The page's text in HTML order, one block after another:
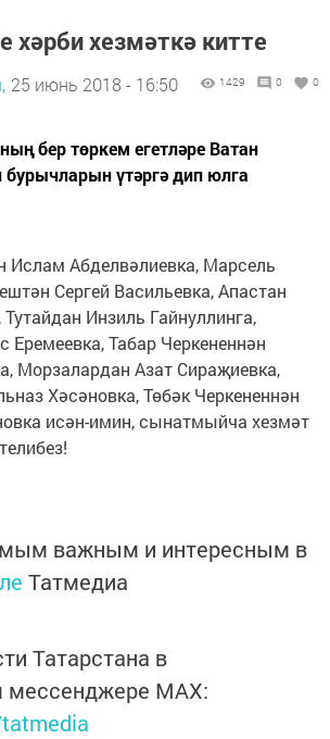
хәрби хезмәткә китте
25 июнь 2018 - 16:50 1429 0 0
бер төркем егетләре Ватан
үтәргә дип юлга
Абделвәлиевка, Марсель
Сергей Васильевка, Апастан
Инзиль Гайнуллинга,
Еремеевка, Табар Черкененнән
Морзалардан Азат Сираҗиевка,
Хәсәновка, Төбәк Черкененнән
исән-имин, сынатмыйча хезмәт
важным и интересным в
Татмедиа
Татарстана в
мессенджере MАХ: